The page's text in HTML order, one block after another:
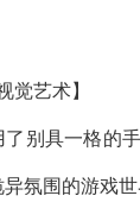
觉艺术】
了别具一格的
氛围的游戏世